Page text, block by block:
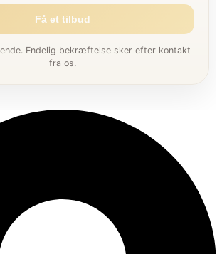
Få et tilbud
Endelig bekræftelse sker efter kontakt
fra os.